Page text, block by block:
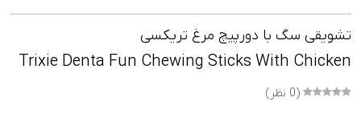
تشویقی سگ با دورپیچ مرغ تریکسی
Trixie Denta Fun Chewing Sticks With Chicken
(0 نظر)